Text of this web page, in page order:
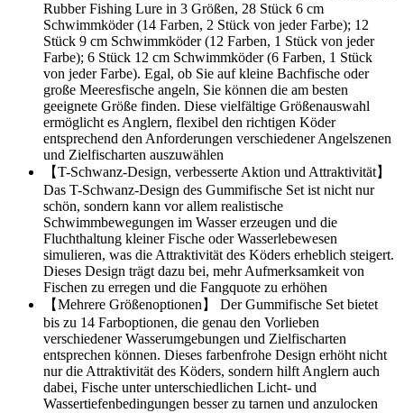
Rubber Fishing Lure in 3 Größen, 28 Stück 6 cm
Schwimmköder (14 Farben, 2 Stück von jeder Farbe); 12
Stück 9 cm Schwimmköder (12 Farben, 1 Stück von jeder
Farbe); 6 Stück 12 cm Schwimmköder (6 Farben, 1 Stück
von jeder Farbe). Egal, ob Sie auf kleine Bachfische oder
große Meeresfische angeln, Sie können die am besten
geeignete Größe finden. Diese vielfältige Größenauswahl
ermöglicht es Anglern, flexibel den richtigen Köder
entsprechend den Anforderungen verschiedener Angelszenen
und Zielfischarten auszuwählen
【T-Schwanz-Design, verbesserte Aktion und Attraktivität】
Das T-Schwanz-Design des Gummifische Set ist nicht nur
schön, sondern kann vor allem realistische
Schwimmbewegungen im Wasser erzeugen und die
Fluchthaltung kleiner Fische oder Wasserlebewesen
simulieren, was die Attraktivität des Köders erheblich steigert.
Dieses Design trägt dazu bei, mehr Aufmerksamkeit von
Fischen zu erregen und die Fangquote zu erhöhen
【Mehrere Größenoptionen】 Der Gummifische Set bietet
bis zu 14 Farboptionen, die genau den Vorlieben
verschiedener Wasserumgebungen und Zielfischarten
entsprechen können. Dieses farbenfrohe Design erhöht nicht
nur die Attraktivität des Köders, sondern hilft Anglern auch
dabei, Fische unter unterschiedlichen Licht- und
Wassertiefenbedingungen besser zu tarnen und anzulocken